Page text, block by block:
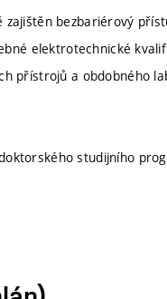
zajištěn bezbariérový
elektrotechnické
přístrojů a obdobného
studijního